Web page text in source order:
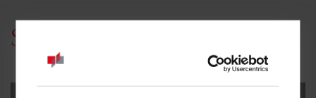
Studienbetrieb